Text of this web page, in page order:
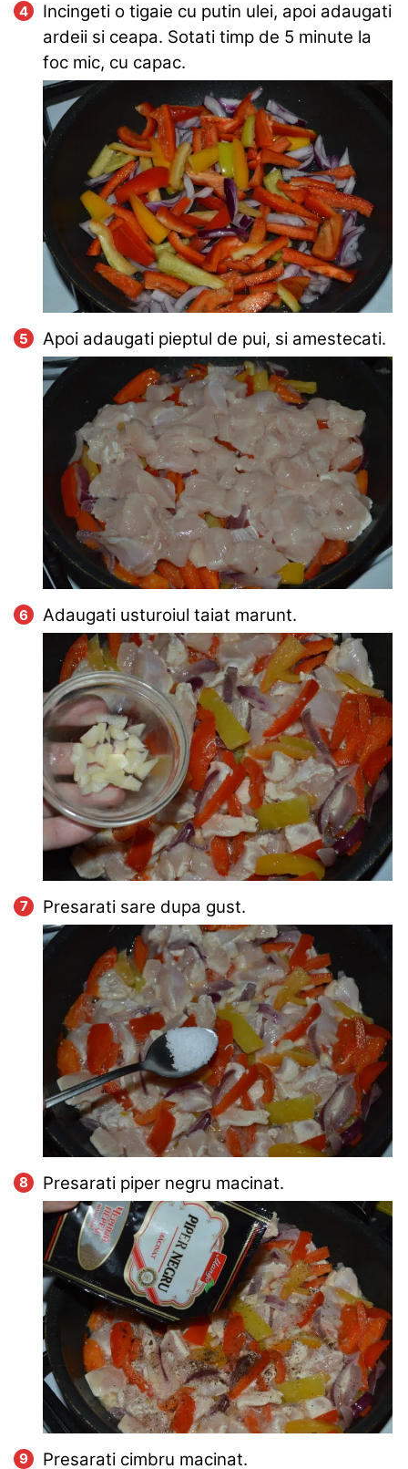
Incingeti o tigaie cu putin ulei, apoi adaugati
ardeii si ceapa. Sotati timp de 5 minute la
foc mic, cu capac.
Apoi adaugati pieptul de pui, si amestecati.
Adaugati usturoiul taiat marunt.
Presarati sare dupa gust.
Presarati piper negru macinat.
Presarati cimbru macinat.